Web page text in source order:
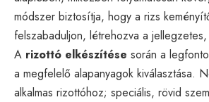
módszer biztosítja, hogy a rizs
felszabaduljon, létrehozva a
A rizottó elkészítése során a
a megfelelő alapanyagok kiválasztása.
alkalmas rizottóhoz; speciális, rövid